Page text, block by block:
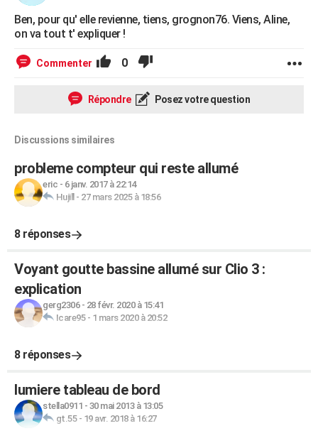
Ben, pour qu' elle revienne, tiens, grognon76. Viens, Aline,
on va tout t' expliquer !
Commenter 0
Répondre Posez votre question
Discussions similaires
probleme compteur qui reste allumé
eric - 6 janv. 2017 à 22:14
Hujill - 27 mars 2025 à 18:56
8 réponses
Voyant goutte bassine allumé sur Clio 3 :
explication
gerg2306- 28 févr. 2020 à 15:41
Icare95- 1 mars 2020 à 20:52
8 réponses
lumiere tableau de bord
stella0911 - 30 mai 2013 à 13:05
gt.55- 19 avr. 2018 à 16:27